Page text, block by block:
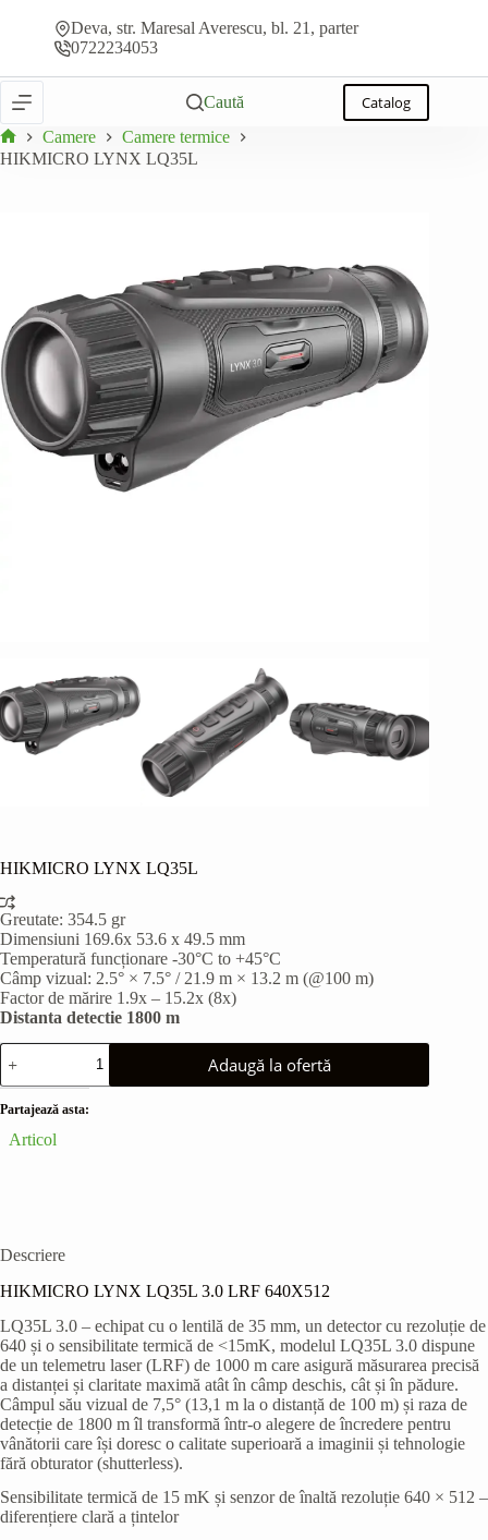
Deva, str. Maresal Averescu, bl. 21, parter
0722234053
Caută Catalog
Prima
Camere
Camere termice
HIKMICRO LYNX LQ35L
HIKMICRO LYNX LQ35L
Greutate: 354.5 gr
Dimensiuni 169.6x 53.6 x 49.5 mm
Temperatură funcționare -30°C to +45°C
Câmp vizual: 2.5° × 7.5° / 21.9 m × 13.2 m (@100 m)
Factor de mărire 1.9x – 15.2x (8x)
Distanta detectie 1800 m
Cantitate
HIKMICRO
LYNX
LQ35L
Adaugă la ofertă
Partajează asta:
Articol
Descriere
HIKMICRO LYNX LQ35L 3.0 LRF 640X512
LQ35L 3.0 – echipat cu o lentilă de 35 mm, un detector cu rezoluție de
640 și o sensibilitate termică de <15mK, modelul LQ35L 3.0 dispune
de un telemetru laser (LRF) de 1000 m care asigură măsurarea precisă
a distanței și claritate maximă atât în câmp deschis, cât și în pădure.
Câmpul său vizual de 7,5° (13,1 m la o distanță de 100 m) și raza de
detecție de 1800 m îl transformă într-o alegere de încredere pentru
vânătorii care își doresc o calitate superioară a imaginii și tehnologie
fără obturator (shutterless).
Sensibilitate termică de 15 mK și senzor de înaltă rezoluție 640 × 512 –
diferențiere clară a țintelor